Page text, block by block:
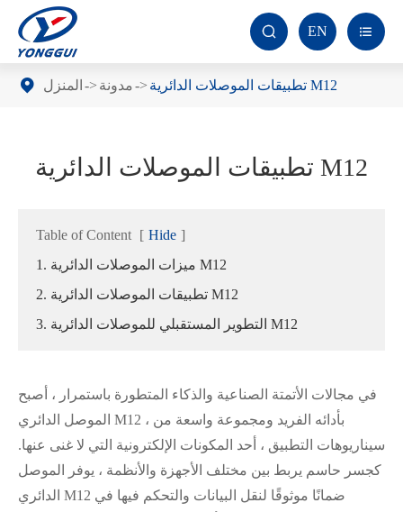
 EN 
المنزل مدونة تطبيقات الموصلات الدائرية M12
تطبيقات الموصلات الدائرية M12
Table of Content [ Hide ]
1. ميزات الموصلات الدائرية M12
2. تطبيقات الموصلات الدائرية M12
3. التطوير المستقبلي للموصلات الدائرية M12
في مجالات الأتمتة الصناعية والذكاء المتطورة باستمرار ، أصبح
الموصل الدائري M12 ، بأدائه الفريد ومجموعة واسعة من
سيناريوهات التطبيق ، أحد المكونات الإلكترونية التي لا غنى عنها.
كجسر حاسم يربط بين مختلف الأجهزة والأنظمة ، يوفر الموصل
الدائري M12 ضمانًا موثوقًا لنقل البيانات والتحكم فيها في